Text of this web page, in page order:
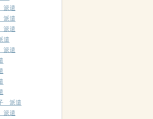
遣
遣
遣
遣
遣
派遣
遣